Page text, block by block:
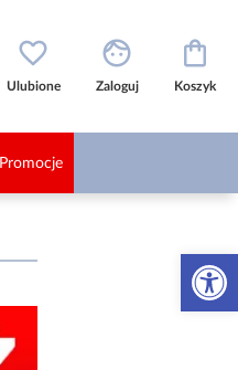
Otwórz
Ulubione Zaloguj Koszyk
Promocje